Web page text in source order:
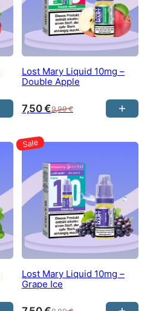
Lost Mary Liquid 10mg –
Double Apple
9,99€
7,50€
Lost Mary Liquid 10mg –
Grape Ice